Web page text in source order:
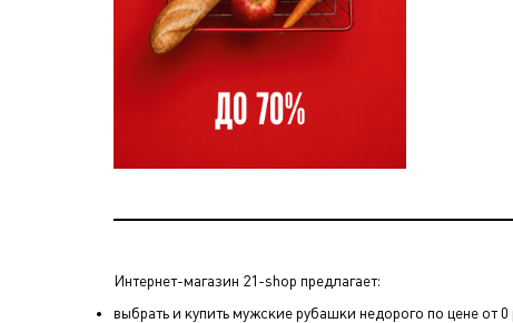
Интернет-магазин 21-shop предлагает:
выбрать и купить мужские рубашки недорого по цене от 0